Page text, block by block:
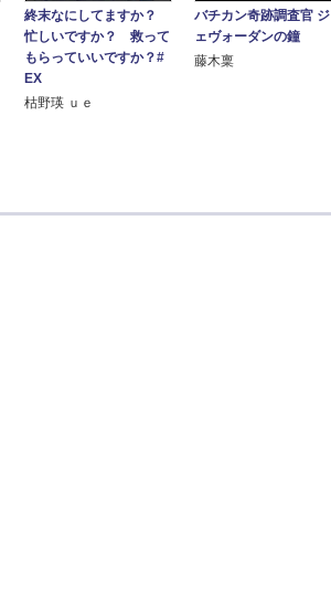
終末なにしてますか？
忙しいですか？ 救って
もらっていいですか？#
EX
枯野瑛 ｕｅ
バチカン奇跡調査官 ジ
ェヴォーダンの鐘
藤木稟